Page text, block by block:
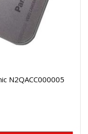
N2QACC000005